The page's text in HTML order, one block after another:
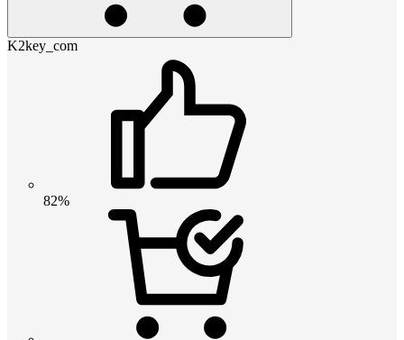
K2key_com
82%